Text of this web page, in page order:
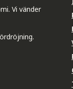
Vi vänder